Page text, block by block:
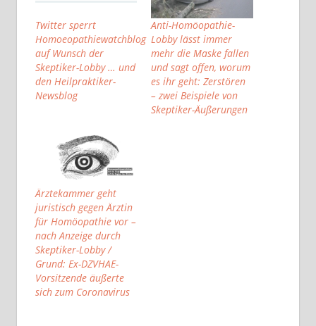
Twitter sperrt
Homoeopathiewatchblog
auf Wunsch der
Skeptiker-Lobby … und
den Heilpraktiker-
Newsblog
Anti-Homöopathie-
Lobby lässt immer
mehr die Maske fallen
und sagt offen, worum
es ihr geht: Zerstören
– zwei Beispiele von
Skeptiker-Äußerungen
Ärztekammer geht
juristisch gegen Ärztin
für Homöopathie vor –
nach Anzeige durch
Skeptiker-Lobby /
Grund: Ex-DZVHAE-
Vorsitzende äußerte
sich zum Coronavirus